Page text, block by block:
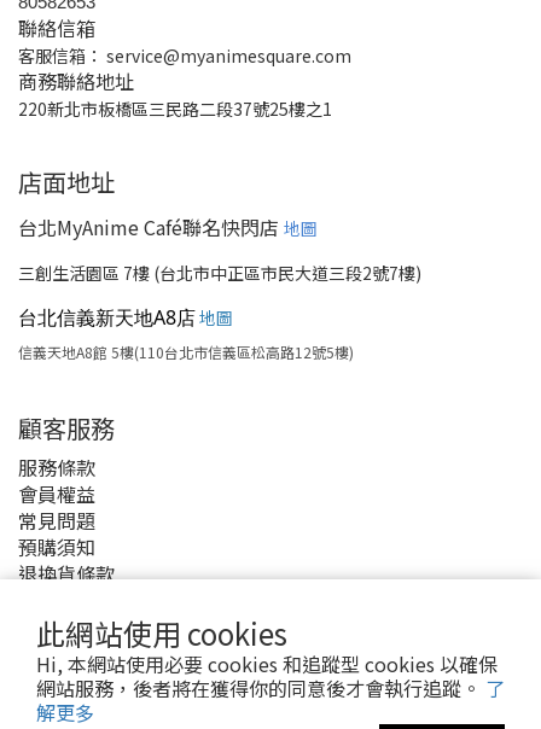
此網站使用 cookies
Hi, 本網站使用必要 cookies 和追蹤型 cookies 以確保
網站服務，後者將在獲得你的同意後才會執行追蹤。 了
解更多
聯絡信箱
客服信箱： service@myanimesquare.com
商務聯絡地址
220新北市板橋區三民路二段37號25樓之1
店面地址
台北MyAnime Café聯名快閃店 地圖
三創生活園區 7樓 (台北市中正區市民大道三段2號7樓)
台北信義新天地A8店地圖
信義天地A8館 5樓(110台北市信義區松高路12號5樓)
顧客服務
服務條款
會員權益
常見問題
預購須知
退換貨條款